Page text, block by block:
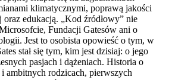
klimatycznymi, poprawą jakości
edukacją. „Kod źródłowy” nie
Fundacji Gatesów ani o
Jest to osobista opowieść o tym, w
stał się tym, kim jest dzisiaj: o jego
pasjach i dążeniach. Historia o
i ambitnych rodzicach, pierwszych